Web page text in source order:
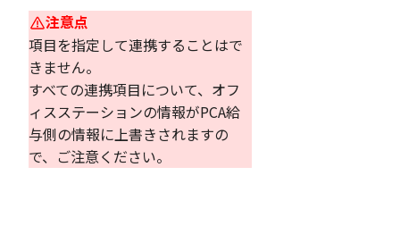
注意点
項目を指定して連携することはで
きません。
すべての連携項目について、オフ
ィスステーションの情報がPCA給
与側の情報に上書きされますの
で、ご注意ください。